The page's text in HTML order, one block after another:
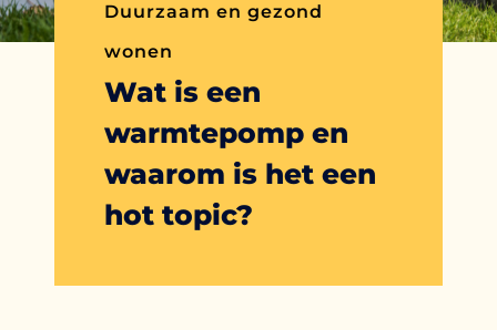
Duurzaam en gezond
wonen
Wat is een
warmtepomp en
waarom is het een
hot topic?